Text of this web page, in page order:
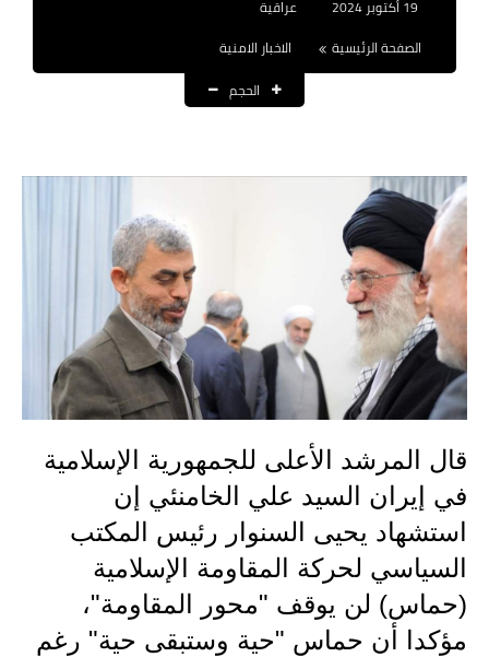
العقود والاجور اليومية
الرواتب
القروض والسلف
المنح المالية
قطع الاراضي
اخبار العراق
الاخبار السياسية
الاخبار الامنية
الاخبار الاقتصادية
الاخبار الرياضية
المدارس
عراقية
الصفحة الرئيسية
الاخبار الامنية
الحجم
قال المرشد الأعلى للجمهورية الإسلامية
في إيران السيد علي الخامنئي إن
استشهاد يحيى السنوار رئيس المكتب
السياسي لحركة المقاومة الإسلامية
(حماس) لن يوقف "محور المقاومة"،
مؤكدا أن حماس "حية وستبقى حية" رغم